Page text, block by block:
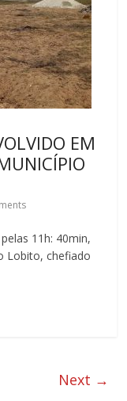
EM
11h: 40min,
Lobito, chefiado
Next →